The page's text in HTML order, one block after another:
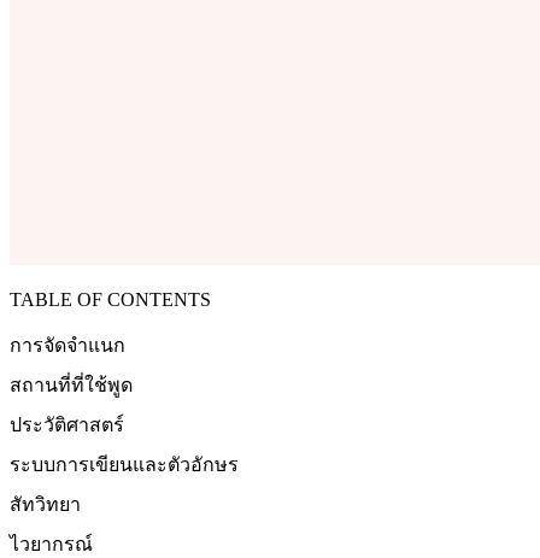
TABLE OF CONTENTS
การจัดจำแนก
สถานที่ที่ใช้พูด
ประวัติศาสตร์
ระบบการเขียนและตัวอักษร
สัทวิทยา
ไวยากรณ์